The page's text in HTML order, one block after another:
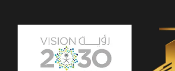
g
r
a